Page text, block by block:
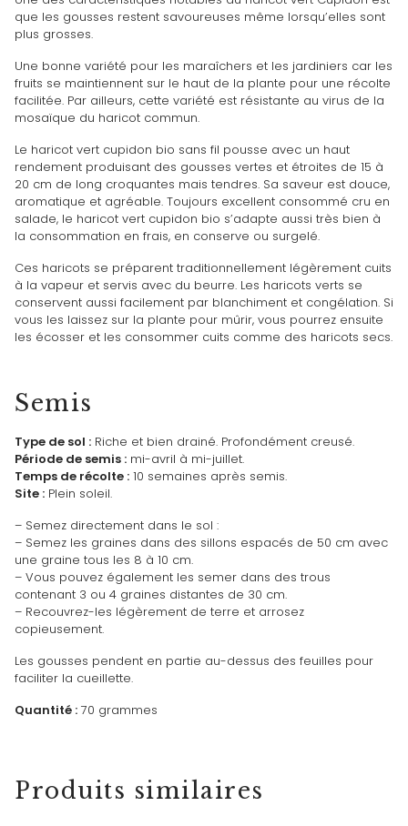
que les gousses restent savoureuses même lorsqu’elles sont
plus grosses.
Une bonne variété pour les maraîchers et les jardiniers car les
fruits se maintiennent sur le haut de la plante pour une récolte
facilitée. Par ailleurs, cette variété est résistante au virus de la
mosaïque du haricot commun.
Le haricot vert cupidon bio sans fil pousse avec un haut
rendement produisant des gousses vertes et étroites de 15 à
20 cm de long croquantes mais tendres. Sa saveur est douce,
aromatique et agréable. Toujours excellent consommé cru en
salade, le haricot vert cupidon bio s’adapte aussi très bien à
la consommation en frais, en conserve ou surgelé.
Ces haricots se préparent traditionnellement légèrement cuits
à la vapeur et servis avec du beurre. Les haricots verts se
conservent aussi facilement par blanchiment et congélation. Si
vous les laissez sur la plante pour mûrir, vous pourrez ensuite
les écosser et les consommer cuits comme des haricots secs.
Semis
Type de sol : Riche et bien drainé. Profondément creusé.
Période de semis : mi-avril à mi-juillet.
Temps de récolte : 10 semaines après semis.
Site : Plein soleil.
– Semez directement dans le sol :
– Semez les graines dans des sillons espacés de 50 cm avec
une graine tous les 8 à 10 cm.
– Vous pouvez également les semer dans des trous
contenant 3 ou 4 graines distantes de 30 cm.
– Recouvrez-les légèrement de terre et arrosez
copieusement.
Les gousses pendent en partie au-dessus des feuilles pour
faciliter la cueillette.
Quantité : 70 grammes
Produits similaires